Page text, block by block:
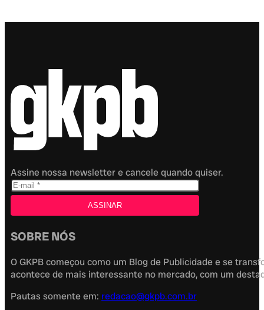
Assine nossa newsletter e cancele quando quiser.
SOBRE NÓS
O GKPB começou como um Blog de Publicidade e se
acontece de mais interessante no mercado, com um
Pautas somente em: redacao@gkpb.com.br